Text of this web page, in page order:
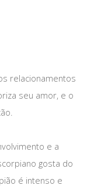
relacionamentos
seu amor, e o
e a
gosta do
é intenso e